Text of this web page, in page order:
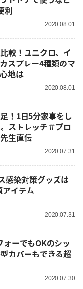
利
2020.08.01
較！ユニクロ、イ
スプレー4種類のマ
地は
2020.08.01
！1日5分家事をし
ストレッチ＃プロ
生直伝
2020.07.31
感染対策グッズは
イテム
2020.07.31
ォーでもOKのシッ
カバーもできる超
2020.07.30